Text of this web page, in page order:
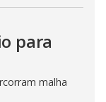
para
malha